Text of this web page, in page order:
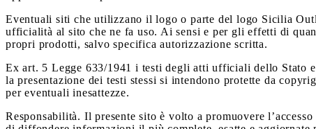
Eventuali siti che utilizzano il logo o parte del logo Sicilia
ufficialità al sito che ne fa uso. Ai sensi e per gli effetti di
propri prodotti, salvo specifica autorizzazione scritta.
Ex art. 5 Legge 633/1941 i testi degli atti ufficiali dello Stato
la presentazione dei testi stessi si intendono protette da
per eventuali inesattezze.
Responsabilità. Il presente sito è volto a promuovere